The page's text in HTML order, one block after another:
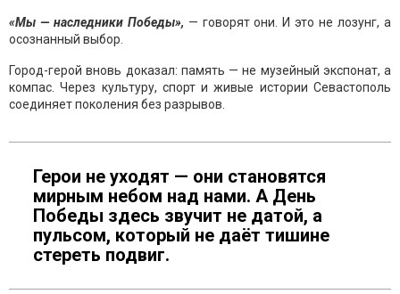
«Мы — наследники Победы», — говорят они. И это не лозунг, а
осознанный выбор.
Город-герой вновь доказал: память — не музейный экспонат, а
компас. Через культуру, спорт и живые истории Севастополь
соединяет поколения без разрывов.
Герои не уходят — они становятся
мирным небом над нами. А День
Победы здесь звучит не датой, а
пульсом, который не даёт тишине
стереть подвиг.